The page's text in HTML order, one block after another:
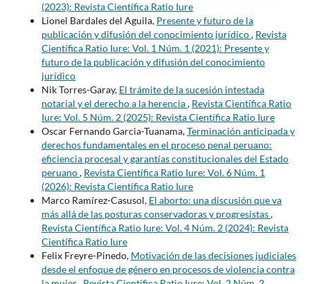
(2023): Revista Científica Ratio Iure
Lionel Bardales del Aguila, Presente y futuro de la
publicación y difusión del conocimiento jurídico, Revista
Científica Ratio Iure: Vol. 1 Núm. 1 (2021): Presente y
futuro de la publicación y difusión del conocimiento
jurídico
Nik Torres-Garay, El trámite de la sucesión intestada
notarial y el derecho a la herencia, Revista Científica Ratio
Iure: Vol. 5 Núm. 2 (2025): Revista Científica Ratio Iure
Oscar Fernando Garcia-Tuanama,Terminación anticipada y
derechos fundamentales en el proceso penal peruano:
eficiencia procesal y garantías constitucionales del Estado
peruano, Revista Científica Ratio Iure: Vol. 6 Núm. 1
(2026): Revista Científica Ratio Iure
Marco Ramírez-Casusol, El aborto: una discusión que va
más allá de las posturas conservadoras y progresistas,
Revista Científica Ratio Iure: Vol. 4 Núm. 2 (2024): Revista
Científica Ratio Iure
Felix Freyre-Pinedo, Motivación de las decisiones judiciales
desde el enfoque de género en procesos de violencia contra